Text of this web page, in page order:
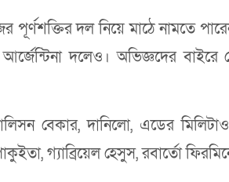
পূর্ণশক্তির দল নিয়ে মাঠে নামতে
দলেও। অভিজ্ঞদের
বেকার, দানিলো, এডের
গ্যাব্রিয়েল হেসুস, রবার্তো